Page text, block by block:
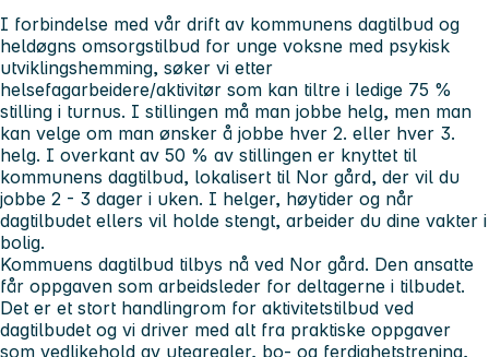
I forbindelse med vår drift av kommunens dagtilbud og
heldøgns omsorgstilbud for unge voksne med psykisk
utviklingshemming, søker vi etter
helsefagarbeidere/aktivitør som kan tiltre i ledige 75 %
stilling i turnus. I stillingen må man jobbe helg, men man
kan velge om man ønsker å jobbe hver 2. eller hver 3.
helg. I overkant av 50 % av stillingen er knyttet til
kommunens dagtilbud, lokalisert til Nor gård, der vil du
jobbe 2 - 3 dager i uken. I helger, høytider og når
dagtilbudet ellers vil holde stengt, arbeider du dine vakter i
bolig.
Kommuens dagtilbud tilbys nå ved Nor gård. Den ansatte
får oppgaven som arbeidsleder for deltagerne i tilbudet.
Det er et stort handlingrom for aktivitetstilbud ved
dagtilbudet og vi driver med alt fra praktiske oppgaver
som vedlikehold av utearealer, bo- og ferdighetstrening,